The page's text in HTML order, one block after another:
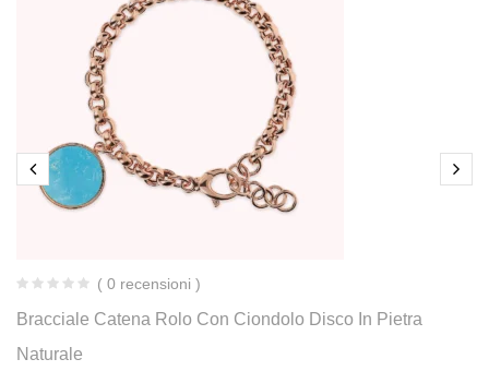
( 0 recensioni )
Bracciale Catena Rolo Con Ciondolo Disco In Pietra
Naturale